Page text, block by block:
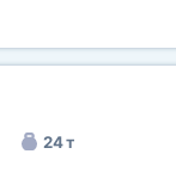
24 т